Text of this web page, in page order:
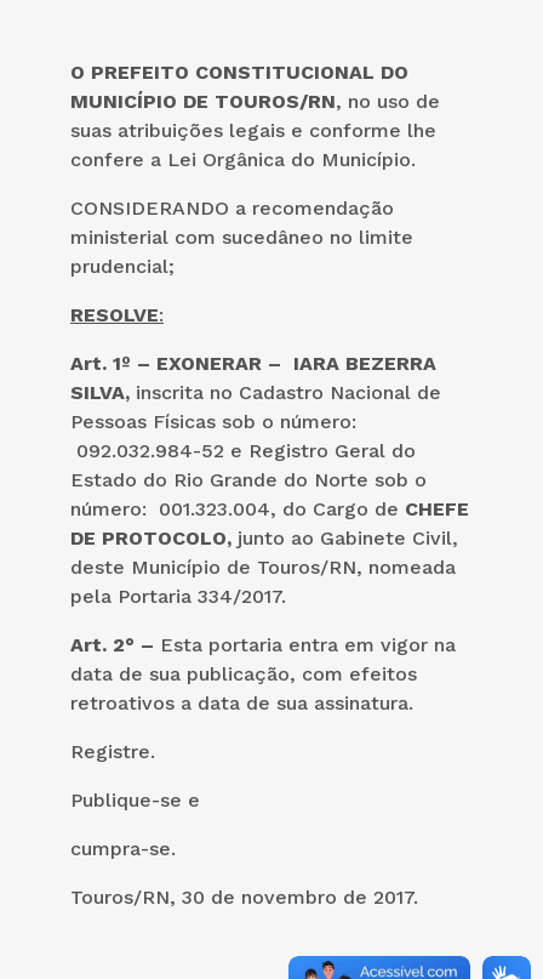
O PREFEITO CONSTITUCIONAL DO
MUNICÍPIO DE TOUROS/RN, no uso de
suas atribuições legais e conforme lhe
confere a Lei Orgânica do Município.
CONSIDERANDO a recomendação
ministerial com sucedâneo no limite
prudencial;
RESOLVE:
Art. 1º – EXONERAR – IARA BEZERRA
SILVA, inscrita no Cadastro Nacional de
Pessoas Físicas sob o número:
092.032.984-52 e Registro Geral do
Estado do Rio Grande do Norte sob o
número: 001.323.004, do Cargo de CHEFE
DE PROTOCOLO, junto ao Gabinete Civil,
deste Município de Touros/RN, nomeada
pela Portaria 334/2017.
Art. 2° – Esta portaria entra em vigor na
data de sua publicação, com efeitos
retroativos a data de sua assinatura.
Registre.
Publique-se e
cumpra-se.
Touros/RN, 30 de novembro de 2017.